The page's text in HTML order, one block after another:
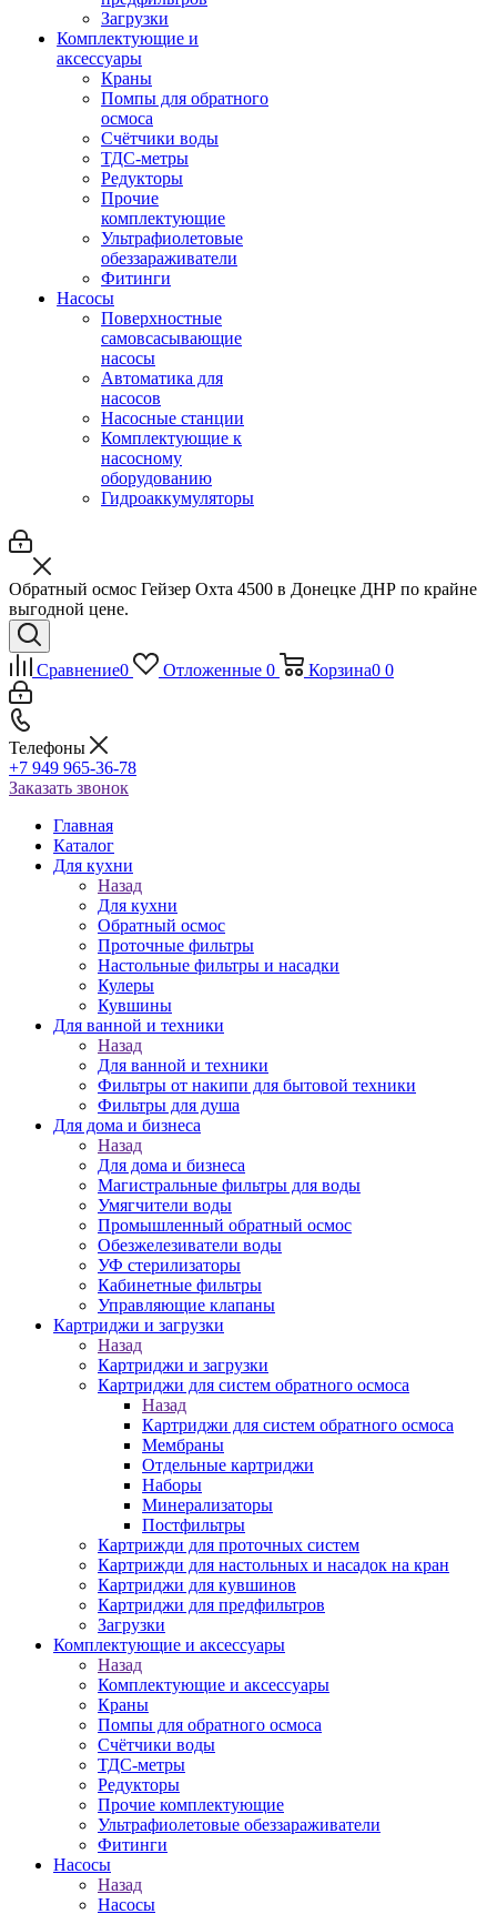
Загрузки
Комплектующие и
аксессуары
Краны
Помпы для обратного
осмоса
Счётчики воды
ТДС-метры
Редукторы
Прочие
комплектующие
Ультрафиолетовые
обеззараживатели
Фитинги
Насосы
Поверхностные
самовсасывающие
насосы
Автоматика для
насосов
Насосные станции
Комплектующие к
насосному
оборудованию
Гидроаккумуляторы
Обратный осмос Гейзер Охта 4500 в Донецке ДНР по крайне
выгодной цене.
Сравнение0 Отложенные 0 Корзина0 0
Телефоны
+7 949 965-36-78
Заказать звонок
Главная
Каталог
Для кухни
Назад
Для кухни
Обратный осмос
Проточные фильтры
Настольные фильтры и насадки
Кулеры
Кувшины
Для ванной и техники
Назад
Для ванной и техники
Фильтры от накипи для бытовой техники
Фильтры для душа
Для дома и бизнеса
Назад
Для дома и бизнеса
Магистральные фильтры для воды
Умягчители воды
Промышленный обратный осмос
Обезжелезиватели воды
УФ стерилизаторы
Кабинетные фильтры
Управляющие клапаны
Картриджи и загрузки
Назад
Картриджи и загрузки
Картриджи для систем обратного осмоса
Назад
Картриджи для систем обратного осмоса
Мембраны
Отдельные картриджи
Наборы
Минерализаторы
Постфильтры
Картрижди для проточных систем
Картрижди для настольных и насадок на кран
Картриджи для кувшинов
Картриджи для предфильтров
Загрузки
Комплектующие и аксессуары
Назад
Комплектующие и аксессуары
Краны
Помпы для обратного осмоса
Счётчики воды
ТДС-метры
Редукторы
Прочие комплектующие
Ультрафиолетовые обеззараживатели
Фитинги
Насосы
Назад
Насосы